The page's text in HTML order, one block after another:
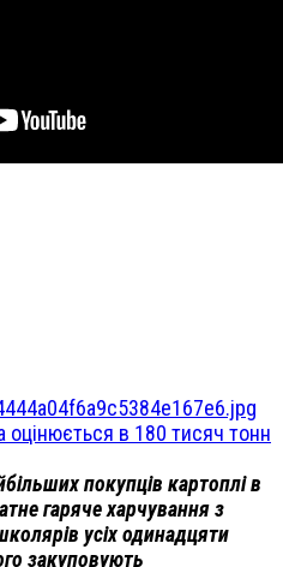
оцінюється в 180 тисяч тонн
покупців картоплі в
гаряче харчування з
усіх одинадцяти
закуповують